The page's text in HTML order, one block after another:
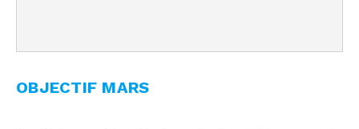
OBJECTIF MARS